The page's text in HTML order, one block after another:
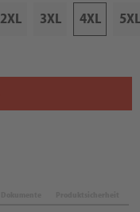
2XL 3XL 4XL 5XL